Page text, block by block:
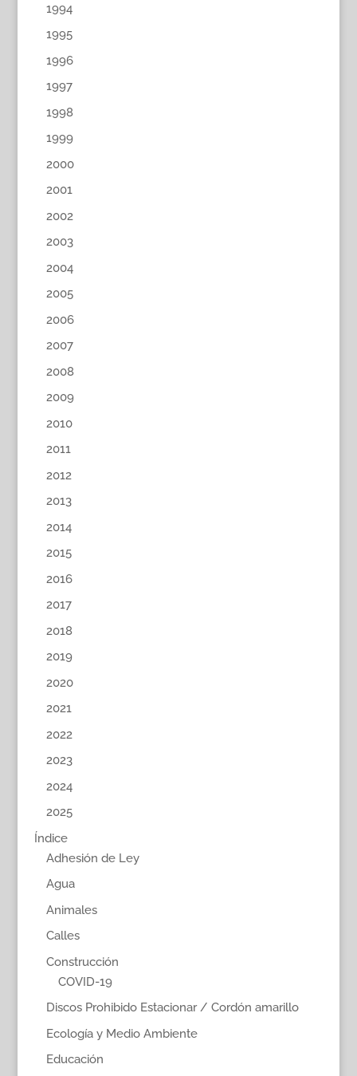
1994
1995
1996
1997
1998
1999
2000
2001
2002
2003
2004
2005
2006
2007
2008
2009
2010
2011
2012
2013
2014
2015
2016
2017
2018
2019
2020
2021
2022
2023
2024
2025
Índice
Adhesión de Ley
Agua
Animales
Calles
Construcción
COVID-19
Discos Prohibido Estacionar / Cordón amarillo
Ecología y Medio Ambiente
Educación